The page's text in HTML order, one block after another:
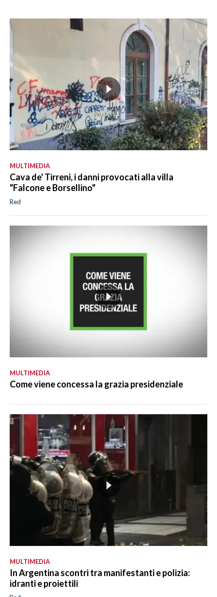
MULTIMEDIA
Cava de' Tirreni, i danni provocati alla villa
"Falcone e Borsellino"
Red
MULTIMEDIA
Come viene concessa la grazia presidenziale
MULTIMEDIA
In Argentina scontri tra manifestanti e polizia:
idranti e proiettili